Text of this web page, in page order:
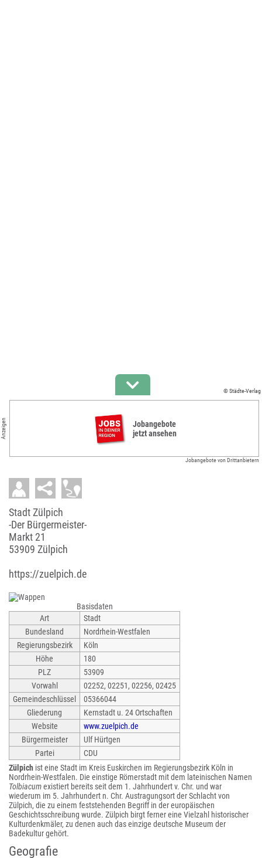
© Städte-Verlag
Anzeigen
Jobangebote
jetzt ansehen
Jobangebote von Drittanbietern
Stadt Zülpich
-Der Bürgermeister-
Markt 21
53909 Zülpich
https://zuelpich.de
Basisdaten
Art
Stadt
Bundesland
Nordrhein-Westfalen
Regierungsbezirk
Köln
Höhe
180
PLZ
53909
Vorwahl
02252, 02251, 02256, 02425
Gemeindeschlüssel
05366044
Gliederung
Kernstadt u. 24 Ortschaften
Website
www.zuelpich.de
Bürgermeister
Ulf Hürtgen
Partei
CDU
Zülpich ist eine Stadt im Kreis Euskirchen im Regierungsbezirk Köln in
Nordrhein-Westfalen. Die einstige Römerstadt mit dem lateinischen Namen
Tolbiacumexistiert bereits seit dem 1. Jahrhundert v. Chr. und war
wiederum im 5. Jahrhundert n. Chr. Austragungsort der Schlacht von
Zülpich, die zu einem feststehenden Begriff in der europäischen
Geschichtsschreibung wurde. Zülpich birgt ferner eine Vielzahl historischer
Kulturdenkmäler, zu denen auch das einzige deutsche Museum der
Badekultur gehört.
Geografie